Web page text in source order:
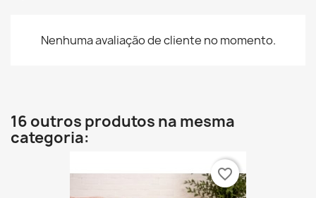
Nenhuma avaliação de cliente no momento.
16 outros produtos na mesma
categoria:
favorite_border